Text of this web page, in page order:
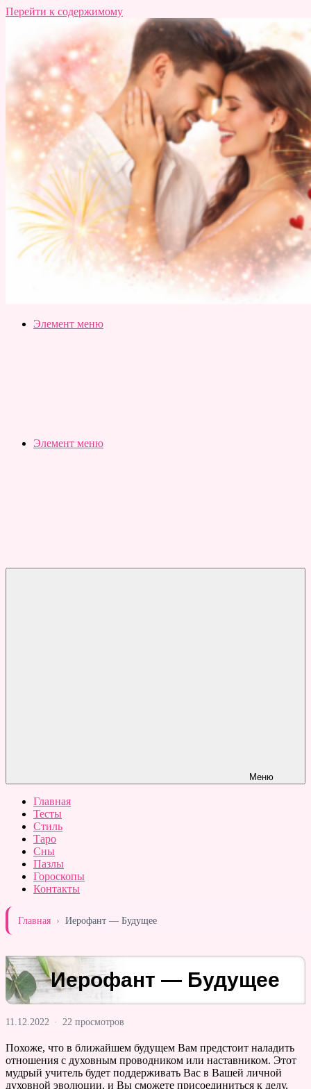
Перейти к содержимому
Slubovju.ru
Бесплатные
Элемент меню
Элемент меню
Меню
Главная
Тесты
Стиль
Таро
Сны
Пазлы
Гороскопы
Контакты
Главная › Иерофант — Будущее
Иерофант — Будущее
11.12.2022 · 22 просмотров
Похоже, что в ближайшем будущем Вам предстоит наладить
отношения с духовным проводником или наставником. Этот
мудрый учитель будет поддерживать Вас в Вашей личной
духовной эволюции, и Вы сможете присоединиться к делу,